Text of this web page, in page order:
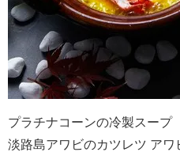
プラチナコーンの冷製スープ
淡路島アワビのカツレツ ア